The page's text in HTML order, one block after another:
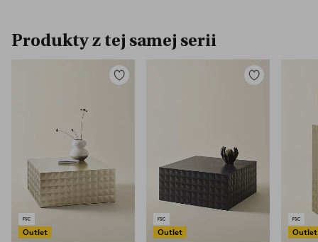
Produkty z tej samej serii
Outlet
Dodaj
Outlet
Dodaj
Outlet